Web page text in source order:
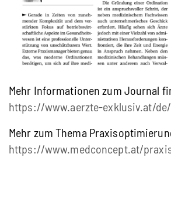
Mehr Informationen zum Journal
https://www.aerzte-exklusiv.at/de/
Mehr zum Thema
https://www.medconcept.at/